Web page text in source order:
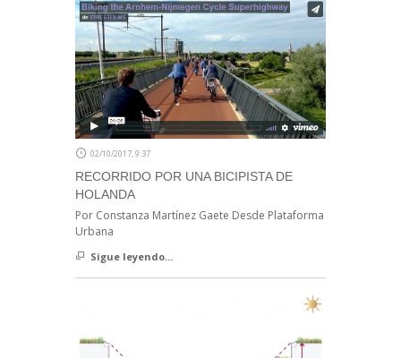
02/10/2017, 9:37
RECORRIDO POR UNA BICIPISTA DE
HOLANDA
Por Constanza Martínez Gaete Desde Plataforma
Urbana
Sigue leyendo...